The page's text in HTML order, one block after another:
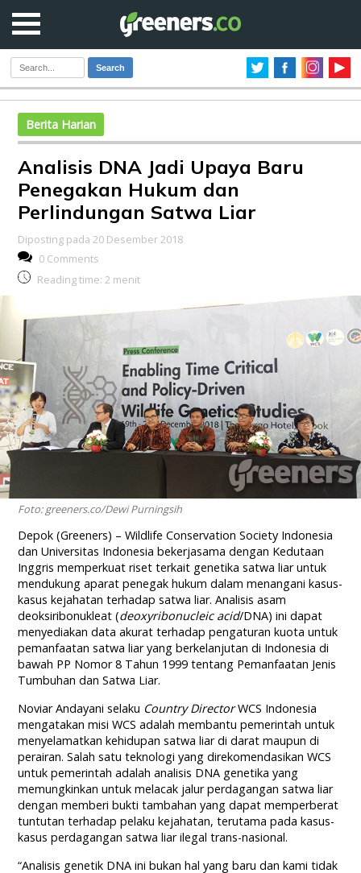
Search
Berita Harian
Analisis DNA Jadi Upaya Baru
Penegakan Hukum dan
Perlindungan Satwa Liar
Diposting pada 20 Desember 2018
0 Comments
Reading time: 2 menit
Foto: greeners.co/Dewi Purningsih
Depok (Greeners) – Wildlife Conservation Society Indonesia
dan Universitas Indonesia bekerjasama dengan Kedutaan
Inggris memperkuat riset terkait genetika satwa liar untuk
mendukung aparat penegak hukum dalam menangani kasus-
kasus kejahatan terhadap satwa liar. Analisis asam
deoksiribonukleat (deoxyribonucleic acid/DNA) ini dapat
menyediakan data akurat terhadap pengaturan kuota untuk
pemanfaatan satwa liar yang berkelanjutan di Indonesia di
bawah PP Nomor 8 Tahun 1999 tentang Pemanfaatan Jenis
Tumbuhan dan Satwa Liar.
Noviar Andayani selaku Country DirectorWCS Indonesia
mengatakan misi WCS adalah membantu pemerintah untuk
menyelamatkan kehidupan satwa liar di darat maupun di
perairan. Salah satu teknologi yang direkomendasikan WCS
untuk pemerintah adalah analisis DNA genetika yang
memungkinkan untuk melacak jalur perdagangan satwa liar
dengan memberi bukti tambahan yang dapat memperberat
tuntutan terhadap pelaku kejahatan, terutama pada kasus-
kasus perdagangan satwa liar ilegal trans-nasional.
“Analisis genetik DNA ini bukan hal yang baru dan kami tidak